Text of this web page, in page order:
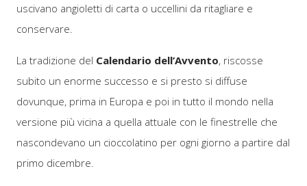
uscivano angioletti di carta o uccellini da ritagliare e
conservare.
La tradizione del Calendario dell’Avvento, riscosse
subito un enorme successo e si presto si diffuse
dovunque, prima in Europa e poi in tutto il mondo nella
versione più vicina a quella attuale con le finestrelle che
nascondevano un cioccolatino per ogni giorno a partire dal
primo dicembre.